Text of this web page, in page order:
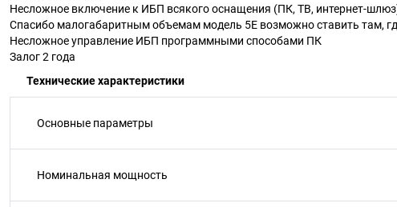
Несложное включение к ИБП всякого оснащения (ПК, ТВ, интернет-
Спасибо малогабаритным объемам модель 5Е возможно ставить там,
Несложное управление ИБП программными способами ПК
Залог 2 года
Технические характеристики
Основные параметры
Номинальная мощность